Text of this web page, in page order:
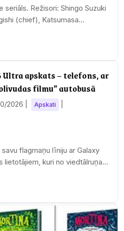
seriāls. Režisori: Shingo Suzuki
(chief), Katsumasa
Ultra apskats – telefons, ar
filmu” autobusā
2026 Apskati
flagmaņu līniju ar Galaxy
lietotājiem, kuri no viedtālruņa